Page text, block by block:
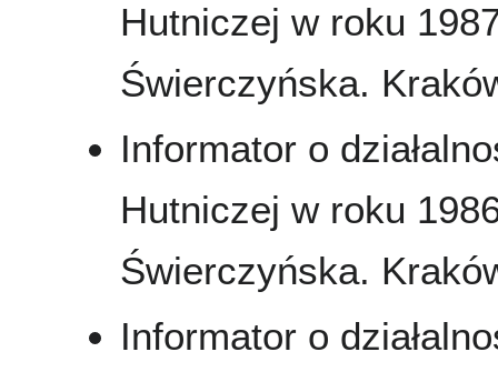
Hutniczej w roku
Świerczyńska.
Informator o
Hutniczej w roku
Świerczyńska.
Informator o